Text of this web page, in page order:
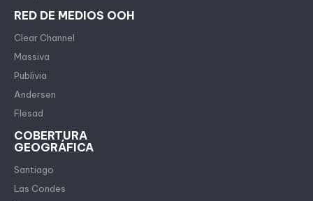
RED DE MEDIOS OOH
Clear Channel
Massiva
Publivia
Andersen
Flesad
COBERTURA
GEOGRÁFICA
Santiago
Las Condes